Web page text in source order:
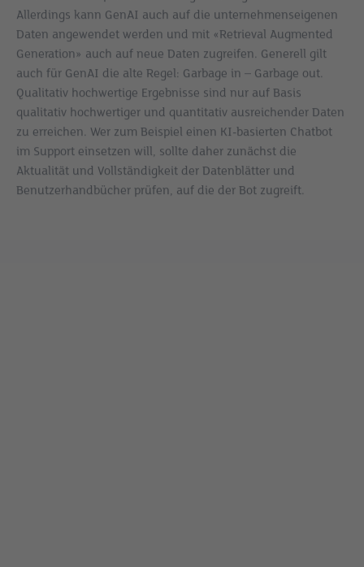
Allerdings kann GenAI auch auf die unternehmenseigenen
Daten angewendet werden und mit «Retrieval Augmented
Generation» auch auf neue Daten zugreifen. Generell gilt
auch für GenAI die alte Regel: Garbage in – Garbage out.
Qualitativ hochwertige Ergebnisse sind nur auf Basis
qualitativ hochwertiger und quantitativ ausreichender Daten
zu erreichen. Wer zum Beispiel einen KI-basierten Chatbot
im Support einsetzen will, sollte daher zunächst die
Aktualität und Vollständigkeit der Datenblätter und
Benutzerhandbücher prüfen, auf die der Bot zugreift.